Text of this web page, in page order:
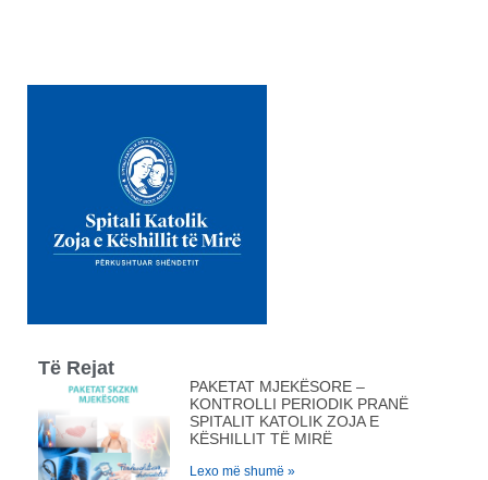
Të Rejat
PAKETAT MJEKËSORE –
KONTROLLI PERIODIK PRANË
SPITALIT KATOLIK ZOJA E
KËSHILLIT TË MIRË
Lexo më shumë »